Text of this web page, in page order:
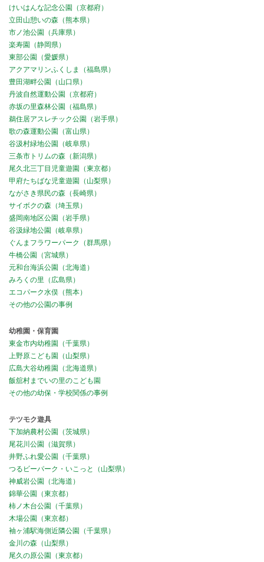
けいはんな記念公園（京都府）
立田山憩いの森（熊本県）
市ノ池公園（兵庫県）
楽寿園（静岡県）
東部公園（愛媛県）
アクアマリンふくしま（福島県）
豊田湖畔公園（山口県）
丹波自然運動公園（京都府）
赤坂の里森林公園（福島県）
鵜住居アスレチック公園（岩手県）
歌の森運動公園（富山県）
谷汲村緑地公園（岐阜県）
三条市トリムの森（新潟県）
尾久北三丁目児童遊園（東京都）
甲府たちばな児童遊園（山梨県）
ながさき県民の森（長崎県）
サイボクの森（埼玉県）
盛岡南地区公園（岩手県）
谷汲緑地公園（岐阜県）
ぐんまフラワーパーク（群馬県）
牛橋公園（宮城県）
元和台海浜公園（北海道）
みろくの里（広島県）
エコパーク水俣（熊本）
その他の公園の事例
幼稚園・保育園
東金市内幼稚園（千葉県）
上野原こども園（山梨県）
広島大谷幼稚園（北海道県）
飯舘村までいの里のこども園
その他の幼保・学校関係の事例
テツモク遊具
下加納農村公園（茨城県）
尾花川公園（滋賀県）
井野ふれ愛公園（千葉県）
つるビーパーク・いこっと（山梨県）
神威岩公園（北海道）
錦華公園（東京都）
柿ノ木台公園（千葉県）
木場公園（東京都）
袖ヶ浦駅海側近隣公園（千葉県）
金川の森（山梨県）
尾久の原公園（東京都）